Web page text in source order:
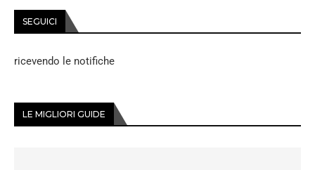
SEGUICI
ricevendo le notifiche
LE MIGLIORI GUIDE